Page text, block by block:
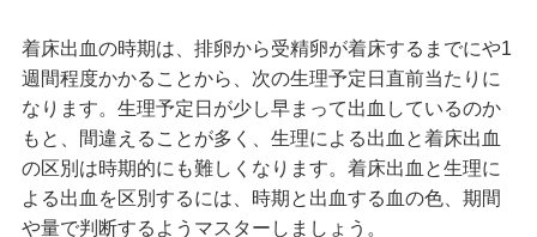
着床出血の時期は、排卵から受精卵が着床するまでにや1
週間程度かかることから、次の生理予定日直前当たりに
なります。生理予定日が少し早まって出血しているのか
もと、間違えることが多く、生理による出血と着床出血
の区別は時期的にも難しくなります。着床出血と生理に
よる出血を区別するには、時期と出血する血の色、期間
や量で判断するようマスターしましょう。